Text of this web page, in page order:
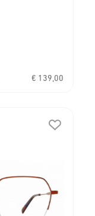
€ 139,00